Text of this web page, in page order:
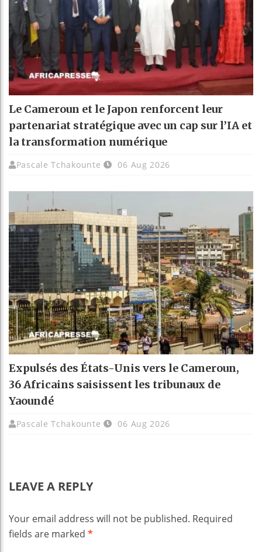
Le Cameroun et le Japon renforcent leur
partenariat stratégique avec un cap sur l’IA et
la transformation numérique
Pascale Tchakounte 06 Aug 2026
Expulsés des États-Unis vers le Cameroun,
36 Africains saisissent les tribunaux de
Yaoundé
Pascale Tchakounte 06 Aug 2026
LEAVE A REPLY
Your email address will not be published. Required
fields are marked *